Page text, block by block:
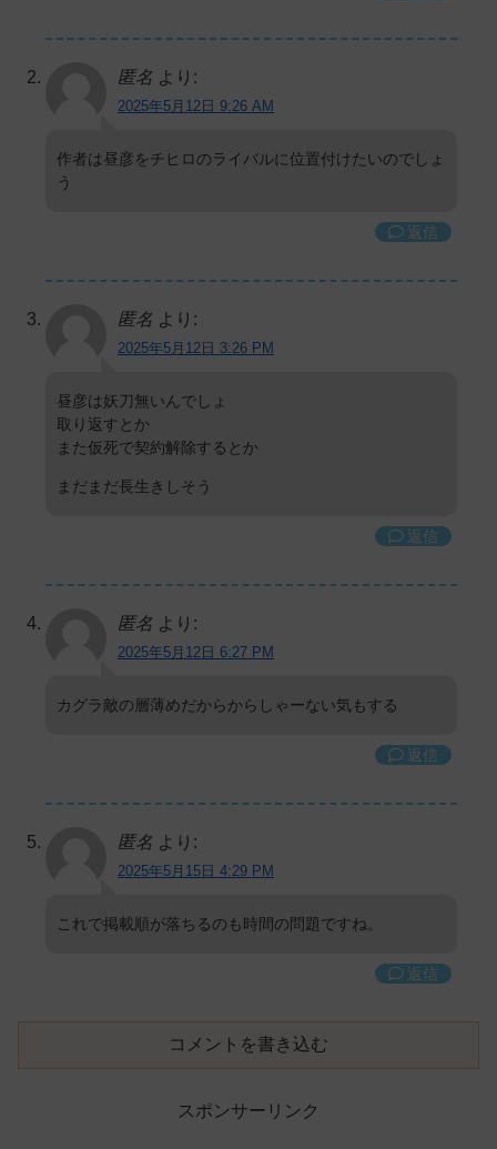
匿名 より:
2025年5月12日 9:26 AM
作者は昼彦をチヒロのライバルに位置付けたいのでしょ
う
返信
匿名 より:
2025年5月12日 3:26 PM
昼彦は妖刀無いんでしょ
取り返すとか
また仮死で契約解除するとか
まだまだ長生きしそう
返信
匿名 より:
2025年5月12日 6:27 PM
カグラ敵の層薄めだからからしゃーない気もする
返信
匿名 より:
2025年5月15日 4:29 PM
これで掲載順が落ちるのも時間の問題ですね。
返信
コメントを書き込む
スポンサーリンク